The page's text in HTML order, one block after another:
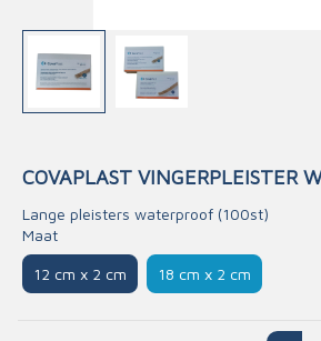
COVAPLAST VINGERPLEISTER
Lange pleisters waterproof (100st)
Maat
12 cm x 2 cm 18 cm x 2 cm